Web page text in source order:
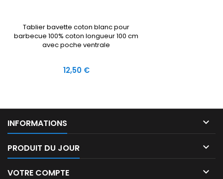
Tablier bavette coton blanc pour
barbecue 100% coton longueur 100 cm
avec poche ventrale
Prix
12,50 €
INFORMATIONS 
PRODUIT DU JOUR 
VOTRE COMPTE 